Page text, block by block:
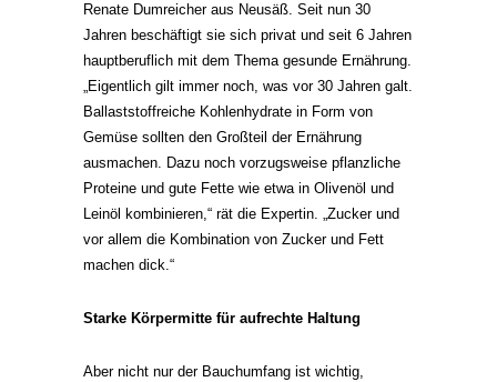
Renate Dumreicher aus Neusäß. Seit nun 30
Jahren beschäftigt sie sich privat und seit 6 Jahren
hauptberuflich mit dem Thema gesunde Ernährung.
„Eigentlich gilt immer noch, was vor 30 Jahren galt.
Ballaststoffreiche Kohlenhydrate in Form von
Gemüse sollten den Großteil der Ernährung
ausmachen. Dazu noch vorzugsweise pflanzliche
Proteine und gute Fette wie etwa in Olivenöl und
Leinöl kombinieren,“ rät die Expertin. „Zucker und
vor allem die Kombination von Zucker und Fett
machen dick.“
Starke Körpermitte für aufrechte Haltung
Aber nicht nur der Bauchumfang ist wichtig,